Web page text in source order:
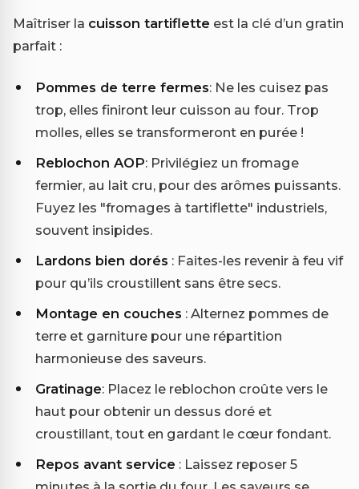
Maîtriser la cuisson tartiflette est la clé d’un gratin
parfait :
Pommes de terre fermes: Ne les cuisez pas
trop, elles finiront leur cuisson au four. Trop
molles, elles se transformeront en purée !
Reblochon AOP: Privilégiez un fromage
fermier, au lait cru, pour des arômes puissants.
Fuyez les "fromages à tartiflette" industriels,
souvent insipides.
Lardons bien dorés : Faites-les revenir à feu vif
pour qu’ils croustillent sans être secs.
Montage en couches : Alternez pommes de
terre et garniture pour une répartition
harmonieuse des saveurs.
Gratinage: Placez le reblochon croûte vers le
haut pour obtenir un dessus doré et
croustillant, tout en gardant le cœur fondant.
Repos avant service : Laissez reposer 5